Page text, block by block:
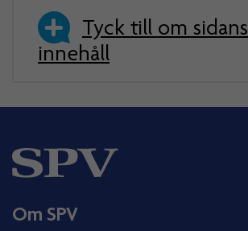
Tyck till om sidans
innehåll
Om SPV